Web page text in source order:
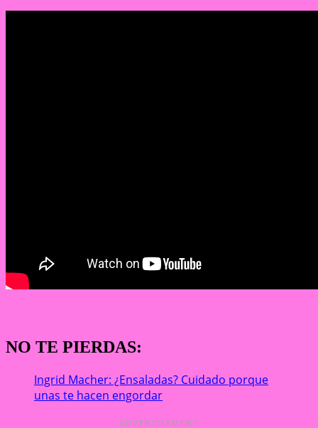
NO TE PIERDAS:
Ingrid Macher: ¿Ensaladas? Cuidado porque
unas te hacen engordar